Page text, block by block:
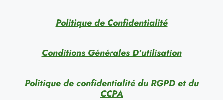
Politique de Confidentialité
Conditions Générales D’utilisation
Politique de confidentialité du RGPD et du
CCPA